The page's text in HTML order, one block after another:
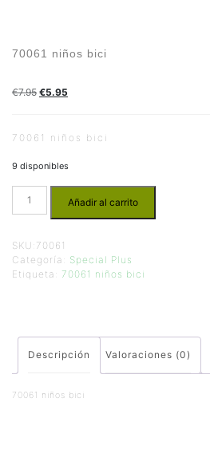
70061 niños bici
€7.95 €5.95
70061 niños bici
9 disponibles
Añadir al carrito
SKU: 70061
Categoría: Special Plus
Etiqueta: 70061 niños bici
Descripción Valoraciones (0)
70061 niños bici